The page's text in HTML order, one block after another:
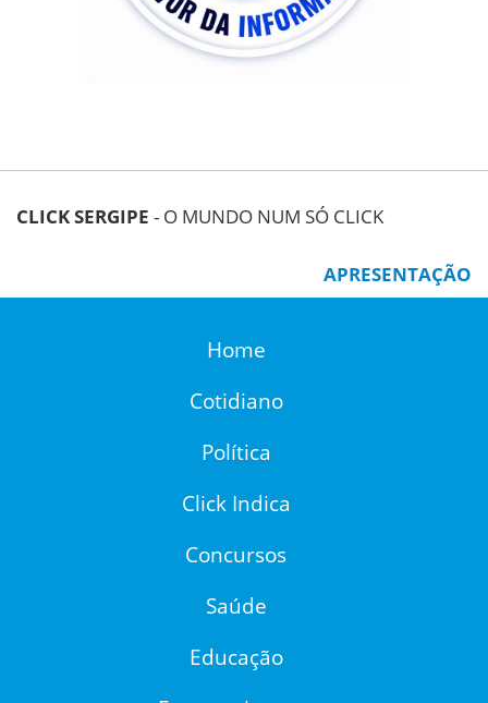
CLICK SERGIPE - O MUNDO NUM SÓ CLICK
APRESENTAÇÃO
Home
Cotidiano
Política
Click Indica
Concursos
Saúde
Educação